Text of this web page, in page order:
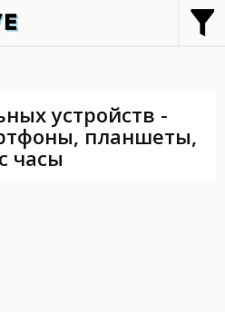
устройств -
планшеты,
часы